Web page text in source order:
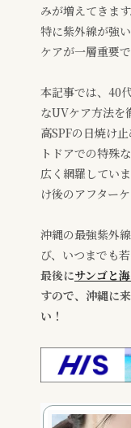
みが増えてきます
特に紫外線が強
ケアが一層重要で
本記事では、40
なUVケア方法を
高SPFの日焼け
トドアでの特殊
広く網羅してい
け後のアフター
沖縄の最強紫外
び、いつまでも
最後にサンゴと
すので、沖縄に
い！